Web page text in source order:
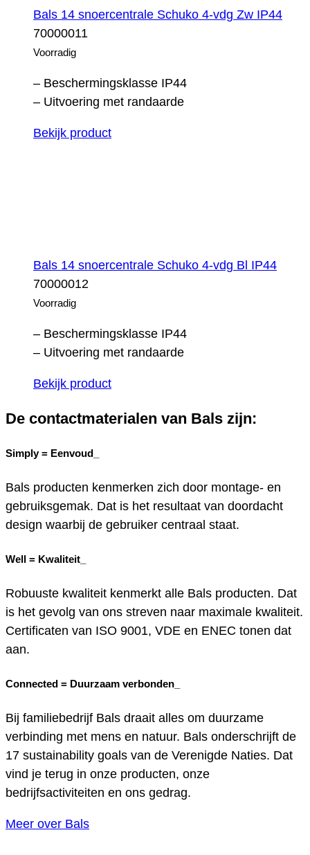
Bals 14 snoercentrale Schuko 4-vdg Zw IP44
70000011
Voorradig
– Beschermingsklasse IP44
– Uitvoering met randaarde
Bekijk product
Bals 14 snoercentrale Schuko 4-vdg Bl IP44
70000012
Voorradig
– Beschermingsklasse IP44
– Uitvoering met randaarde
Bekijk product
De contactmaterialen van Bals zijn:
Simply = Eenvoud_
Bals producten kenmerken zich door montage- en
gebruiksgemak. Dat is het resultaat van doordacht
design waarbij de gebruiker centraal staat.
Well = Kwaliteit_
Robuuste kwaliteit kenmerkt alle Bals producten. Dat
is het gevolg van ons streven naar maximale kwaliteit.
Certificaten van ISO 9001, VDE en ENEC tonen dat
aan.
Connected = Duurzaam verbonden_
Bij familiebedrijf Bals draait alles om duurzame
verbinding met mens en natuur. Bals onderschrijft de
17 sustainability goals van de Verenigde Naties. Dat
vind je terug in onze producten, onze
bedrijfsactiviteiten en ons gedrag.
Meer over Bals